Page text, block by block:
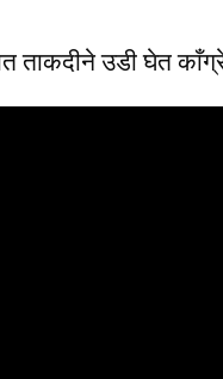
ताकदीने उडी घेत